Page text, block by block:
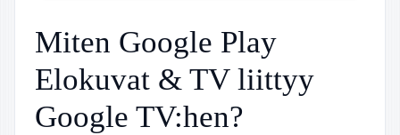
Miten Google Play
Elokuvat & TV liittyy
Google TV:hen?